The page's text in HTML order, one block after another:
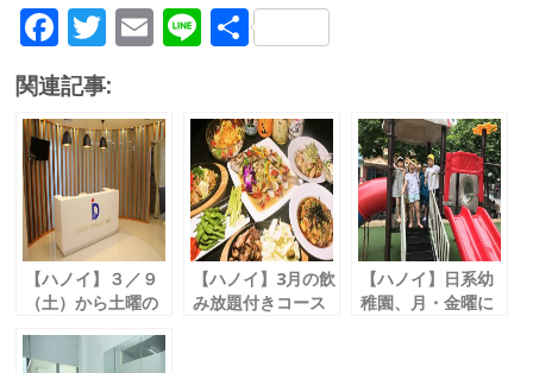
F
ac
e
b
o
o
k
T
itt
er
E
l
Li 共
関連記事:
【ハノイ】３／９
（土）から土曜の
「ハノイ三国歯
【ハノイ】3月の飲
み放題付きコース
【ハノイ】日系幼
稚園、月・金曜に